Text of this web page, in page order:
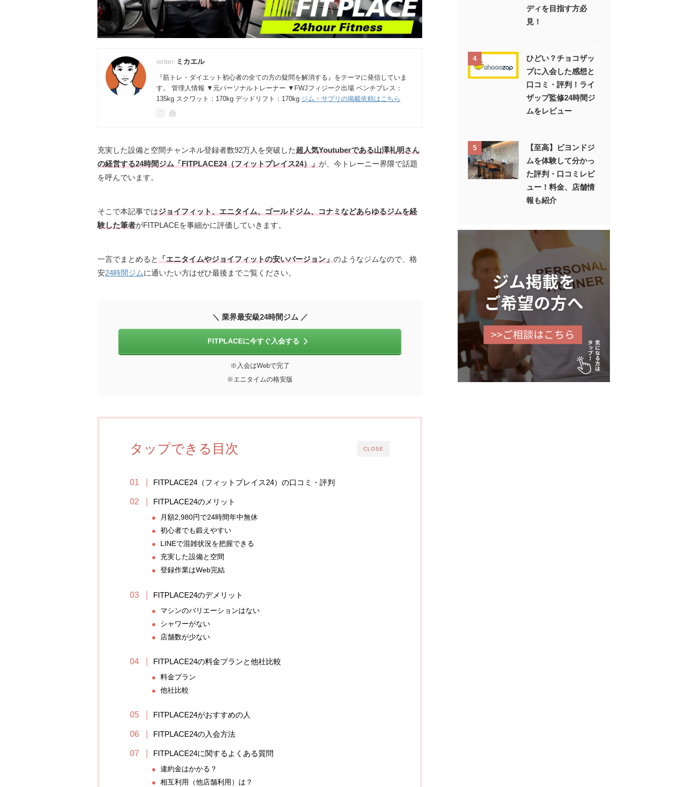
ミカエル
『筋トレ・ダイエット初心者の全ての方の疑問を解消する』をテーマに発信していま
す。 管理人情報 ▼元パーソナルトレーナー ▼FWJフィジーク出場 ベンチプレス：
135kg スクワット：170kg デッドリフト：170kg ジム・サプリの掲載依頼はこちら
充実した設備と空間チャンネル登録者数92万人を突破した超人気Youtuberである山澤礼明さん
の経営する24時間ジム「FITPLACE24（フィットプレイス24）」が、今トレーニー界隈で話題
を呼んでいます。
そこで本記事ではジョイフィット、エニタイム、ゴールドジム、コナミなどあらゆるジムを経
験した筆者がFITPLACEを事細かに評価していきます。
一言でまとめると「エニタイムやジョイフィットの安いバージョン」のようなジムなので、格
安24時間ジムに通いたい方はぜひ最後までご覧ください。
＼ 業界最安級24時間ジム ／
FITPLACEに今すぐ入会する
※入会はWebで完了
※エニタイムの格安版
CLOSE
タップできる目次
FITPLACE24（フィットプレイス24）の口コミ・評判
FITPLACE24のメリット
月額2,980円で24時間年中無休
初心者でも鍛えやすい
LINEで混雑状況を把握できる
充実した設備と空間
登録作業はWeb完結
FITPLACE24のデメリット
マシンのバリエーションはない
シャワーがない
店舗数が少ない
FITPLACE24の料金プランと他社比較
料金プラン
他社比較
FITPLACE24がおすすめの人
FITPLACE24の入会方法
FITPLACE24に関するよくある質問
違約金はかかる？
相互利用（他店舗利用）は？
ディを目指す方必
見！
4
ひどい？チョコザッ
プに入会した感想と
口コミ・評判！ライ
ザップ監修24時間ジ
ムをレビュー
5
【至高】ビヨンドジ
ムを体験して分かっ
た評判・口コミレビ
ュー！料金、店舗情
報も紹介